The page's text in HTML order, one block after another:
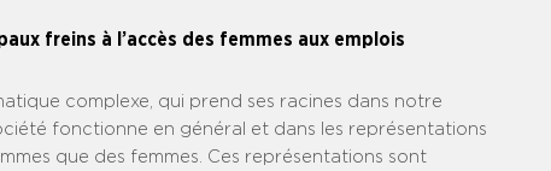
freins à l’accès des femmes aux emplois
complexe, qui prend ses racines dans notre
fonctionne en général et dans les représentations
que des femmes. Ces représentations sont